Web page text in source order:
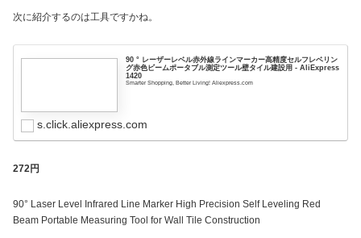
次に紹介するのは工具ですかね。
90 ° レーザーレベル赤外線ラインマーカー高精度セルフレベリン
グ赤色ビームポータブル測定ツール壁タイル建設用 - AliExpress
1420
Smarter Shopping, Better Living! Aliexpress.com
s.click.aliexpress.com
272円
90° Laser Level Infrared Line Marker High Precision Self Leveling Red
Beam Portable Measuring Tool for Wall Tile Construction